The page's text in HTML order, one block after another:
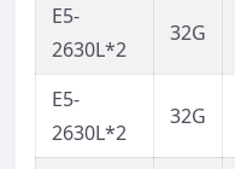
E5-
2630L*2
32G
E5-
2630L*2
32G